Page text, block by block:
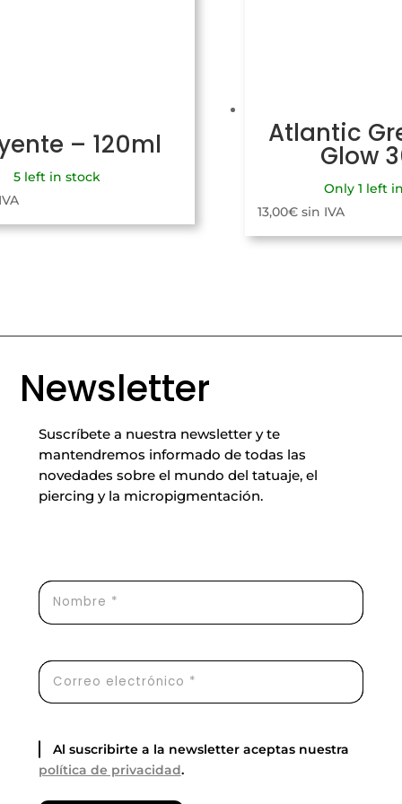
– 120ml
5 left in stock
Atlantic
Glow
Only 1 left
13,00€ sin IVA
Newsletter
Suscríbete a nuestra newsletter y te
mantendremos informado de todas las
novedades sobre el mundo del tatuaje, el
piercing y la micropigmentación.
Al suscribirte a la newsletter aceptas nuestra
política de privacidad.